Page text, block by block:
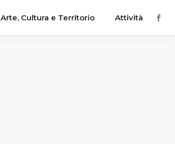
Arte, Cultura e Territorio Attività